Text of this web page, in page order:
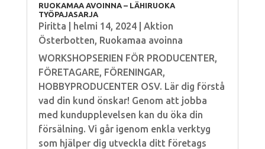
RUOKAMAA AVOINNA – LÄHIRUOKA
TYÖPAJASARJA
Piritta helmi 14, 2024| Aktion
Österbotten, Ruokamaa avoinna
WORKSHOPSERIEN FÖR PRODUCENTER,
FÖRETAGARE, FÖRENINGAR,
HOBBYPRODUCENTER OSV. Lär dig förstå
vad din kund önskar! Genom att jobba
med kundupplevelsen kan du öka din
försälning. Vi går igenom enkla verktyg
som hjälper dig utveckla ditt företags